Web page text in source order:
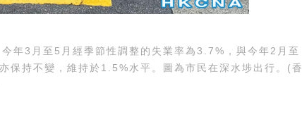
3月至5月經季節性調整的失業率為3.7%，與今年2月至
保持不變，維持於1.5%水平。圖為市民在深水埗出行。(香